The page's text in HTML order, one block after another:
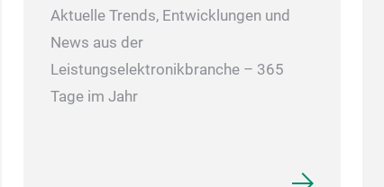
Aktuelle Trends, Entwicklungen und
News aus der
Leistungselektronikbranche – 365
Tage im Jahr